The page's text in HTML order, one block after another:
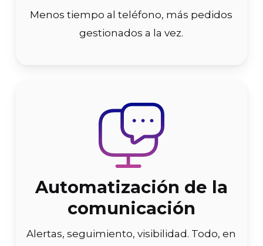
Menos tiempo al teléfono, más pedidos
gestionados a la vez.
Automatización de la
comunicación
Alertas, seguimiento, visibilidad. Todo, en